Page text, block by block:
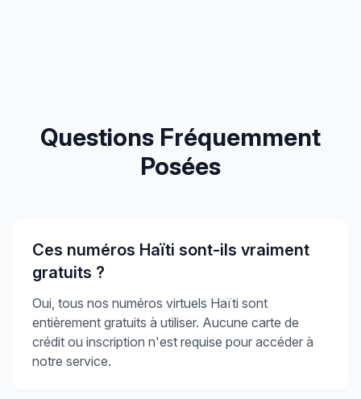
Questions Fréquemment
Posées
Ces numéros Haïti sont-ils vraiment
gratuits ?
Oui, tous nos numéros virtuels Haïti sont
entièrement gratuits à utiliser. Aucune carte de
crédit ou inscription n'est requise pour accéder à
notre service.